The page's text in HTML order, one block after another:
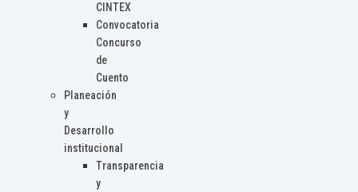
CINTEX
Convocatoria
Concurso
de
Cuento
Planeación
y
Desarrollo
institucional
Transparencia
y